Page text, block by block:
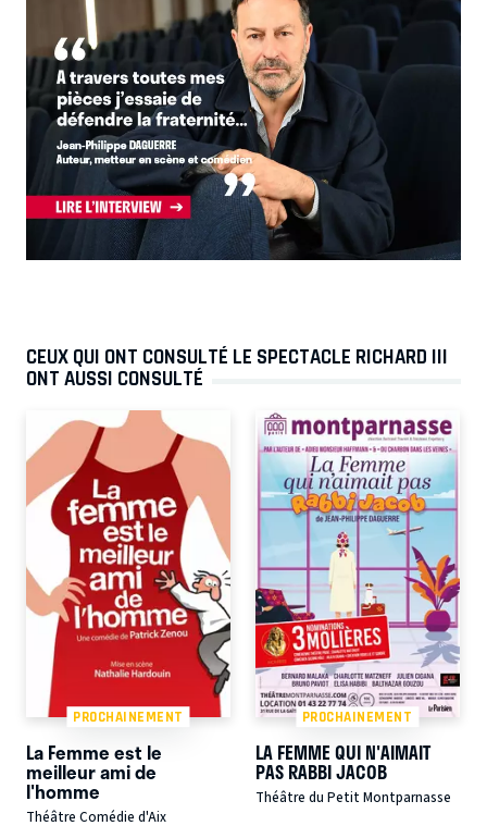
CEUX QUI ONT CONSULTÉ LE SPECTACLE RICHARD III
ONT AUSSI CONSULTÉ
PROCHAINEMENT
La Femme est le
meilleur ami de
l'homme
Théâtre Comédie d'Aix
PROCHAINEMENT
LA FEMME QUI N'AIMAIT
PAS RABBI JACOB
Théâtre du Petit Montparnasse